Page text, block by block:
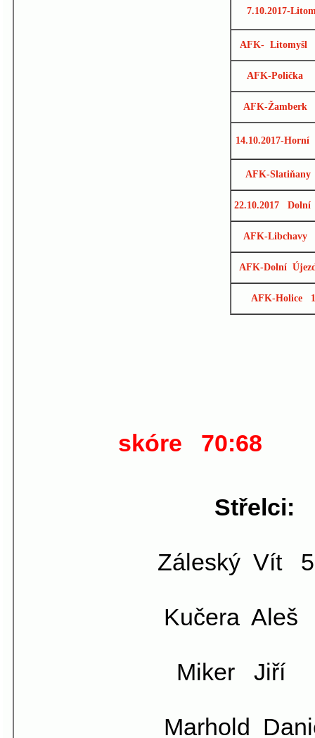
7.10.2017-
AFK-
AFK-Polička
AFK-Žamberk
14.10.2017-Horní
AFK-Slatiňany
22.10.2017 Dolní
AFK-Libchavy
AFK-Dolní
AFK-Holice
skóre
Střelci:
Záleský Vít
Kučera Aleš
Miker Jiří
Marhold